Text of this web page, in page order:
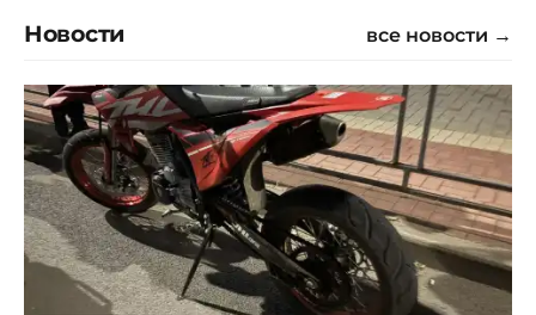
Новости все новости →